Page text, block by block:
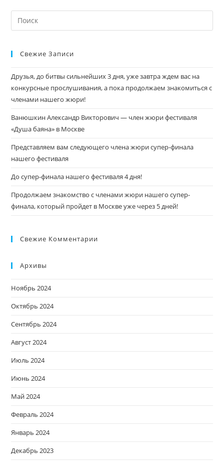
Свежие Записи
Друзья, до битвы сильнейших 3 дня, уже завтра ждем вас на
конкурсные прослушивания, а пока продолжаем знакомиться с
членами нашего жюри!
Ванюшкин Александр Викторович — член жюри фестиваля
«Душа баяна» в Москве
Представляем вам следующего члена жюри супер-финала
нашего фестиваля
До супер-финала нашего фестиваля 4 дня!
Продолжаем знакомство с членами жюри нашего супер-
финала, который пройдет в Москве уже через 5 дней!
Свежие Комментарии
Архивы
Ноябрь 2024
Октябрь 2024
Сентябрь 2024
Август 2024
Июль 2024
Июнь 2024
Май 2024
Февраль 2024
Январь 2024
Декабрь 2023